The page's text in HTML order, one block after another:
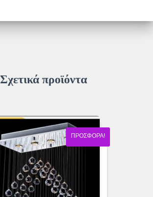
Σχετικά προϊόντα
ΠΡΟΣΦΟΡΆ!